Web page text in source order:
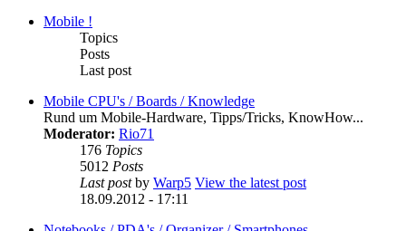
Mobile !
Topics
Posts
Last post
Mobile CPU's / Boards / Knowledge
Rund um Mobile-Hardware, Tipps/Tricks, KnowHow...
Moderator: Rio71
176 Topics
5012 Posts
Last postby Warp5 View the latest post
18.09.2012 - 17:11